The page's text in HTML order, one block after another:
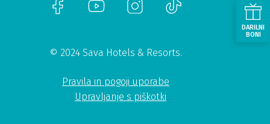
© 2024 Sava Hotels & Resorts.
Pravila in pogoji uporabe
Upravljanje s piškotki
DARILNI
BONI